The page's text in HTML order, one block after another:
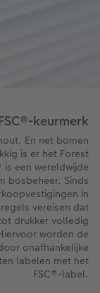
keurmerk
En net bomen
is er het Forest
is een wereldwijde
bosbeheer. Sinds
in
vereisen dat
drukker volledig
worden de
onafhankelijke
labelen met het
FSC®-label.